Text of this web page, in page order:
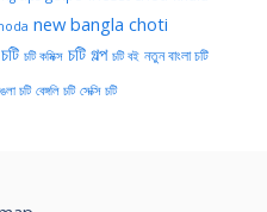
new bangla choti
চটি চটি কমিক্স চটি গল্প চটি বই নতুন বাংলা চটি
চটি বেঙ্গলি চটি সেক্সি চটি